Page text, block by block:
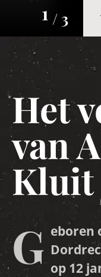
1 / 3
Het
van
Kluit
G eboren
op 12